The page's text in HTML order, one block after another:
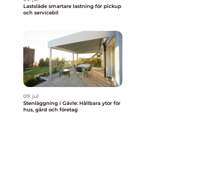
Lastsläde smartare lastning för pickup
och servicebil
09. jul
Stenläggning i Gävle: Hållbara ytor för
hus, gård och företag